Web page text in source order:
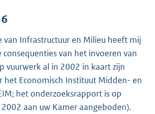
van Infrastructuur en Milieu heeft mij
consequenties van het invoeren van
vuurwerk al in 2002 in kaart zijn
het Economisch Instituut Midden- en
het onderzoeksrapport is op
aan uw Kamer aangeboden).